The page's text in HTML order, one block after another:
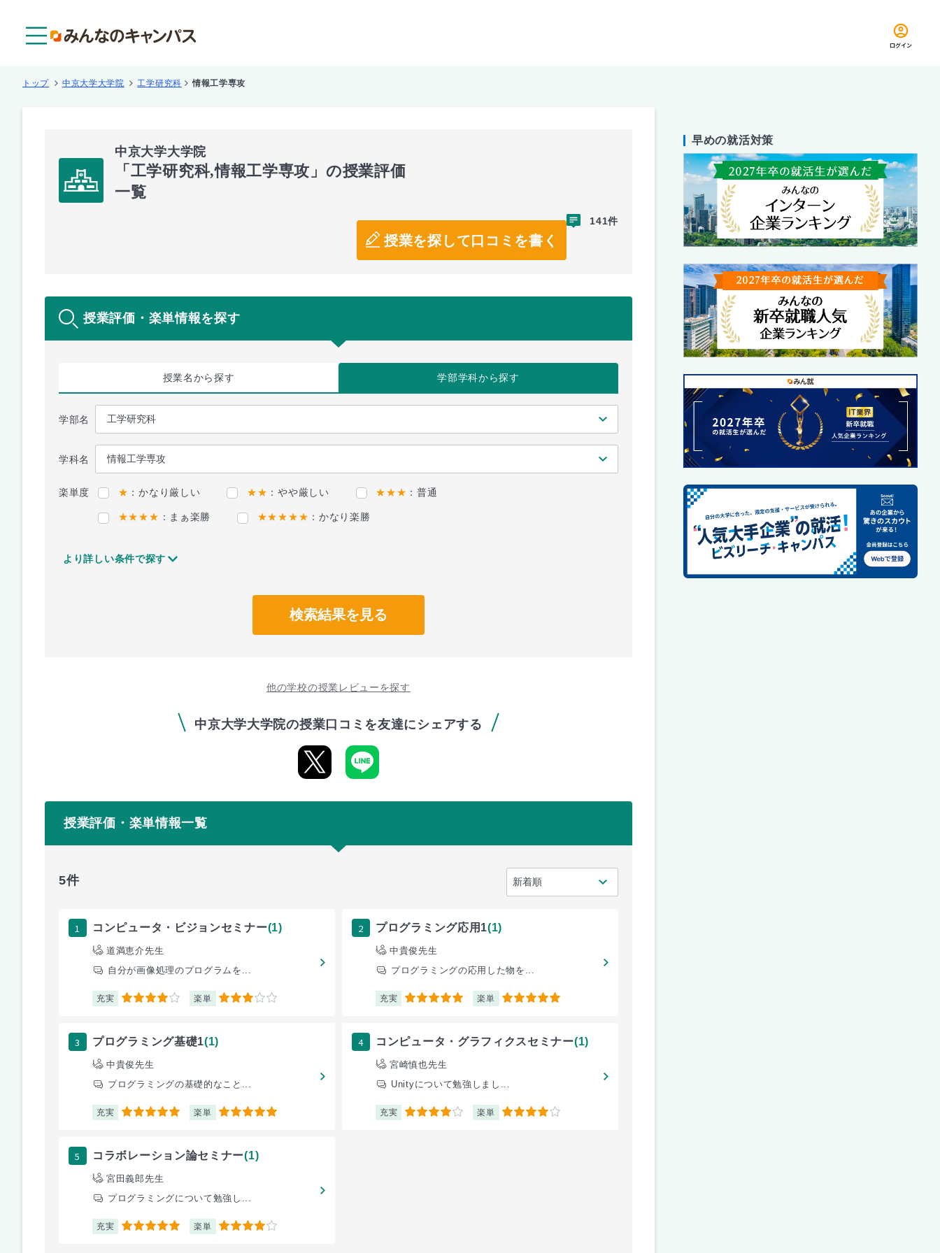
ログイン
トップ 中京大学大学院 工学研究科 情報工学専攻
中京大学大学院
「工学研究科,情報工学専攻」の授業評価
一覧
授業を探して口コミを書く
141件
授業評価・楽単情報を探す
授業名から探す 学部学科から探す
学部名
学科名
楽単度 ★ ：かなり厳しい ★★ ：やや厳しい ★★★ ：普通
★★★★ ：まぁ楽勝 ★★★★★ ：かなり楽勝
より詳しい条件で探す
検索結果を見る
他の学校の授業レビューを探す
中京大学大学院の授業口コミを友達にシェアする
授業評価・楽単情報一覧
5件
1 コンピュータ・ビジョンセミナー(1)
道満恵介先生
自分が画像処理のプログラムを...
充実 4 楽単 3
2 プログラミング応用1(1)
中貴俊先生
プログラミングの応用した物を...
充実 5 楽単 5
3 プログラミング基礎1(1)
中貴俊先生
プログラミングの基礎的なこと...
充実 5 楽単 5
4 コンピュータ・グラフィクスセミナー(1)
宮崎慎也先生
Unityについて勉強しまし...
充実 4 楽単 4
5 コラボレーション論セミナー(1)
宮田義郎先生
プログラミングについて勉強し...
充実 5 楽単 4
早めの就活対策